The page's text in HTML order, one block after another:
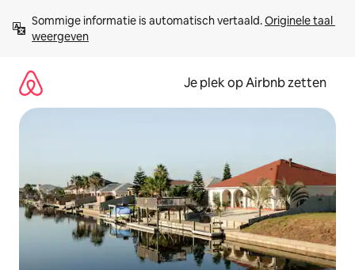
direct
naar
Sommige informatie is automatisch vertaald. Originele taal
weergeven
Je plek op Airbnb zetten